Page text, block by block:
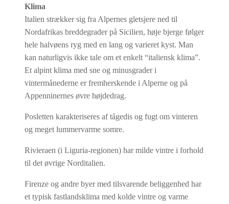
Klima
Italien strækker sig fra Alpernes gletsjere ned til
Nordafrikas breddegrader på Sicilien, høje bjerge følger
hele halvøens ryg med en lang og varieret kyst. Man
kan naturligvis ikke tale om et enkelt “italiensk klima”.
Et alpint klima med sne og minusgrader i
vintermånederne er fremherskende i Alperne og på
Appenninernes øvre højdedrag.
Posletten karakteriseres af tågedis og fugt om vinteren
og meget lummervarme somre.
Rivieraen (i Liguria-regionen) har milde vintre i forhold
til det øvrige Norditalien.
Firenze og andre byer med tilsvarende beliggenhed har
et typisk fastlandsklima med kolde vintre og varme